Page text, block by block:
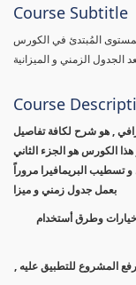
Course Subtitle
المُبتدئ في الكورس
الجدول الزمني و الميزانية
Course
, هو شرح لكافة تفاصيل
هذا الكورس هو الجزء الثاني
تسطيب البريمافيرا مروراً
بعمل جدول زمني و ميزا
100% من أدوات و خيارات وطرق أستخدام
المشروع للتطبيق عليه ,